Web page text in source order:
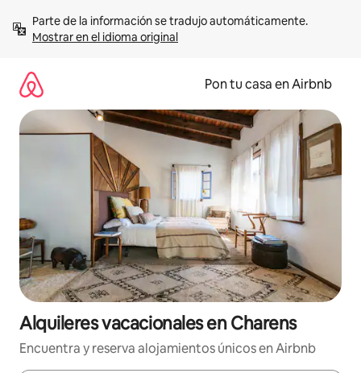
contenidoMostrar en el idioma original
Pon tu casa en Airbnb
Alquileres vacacionales en Charens
Encuentra y reserva alojamientos únicos en Airbnb